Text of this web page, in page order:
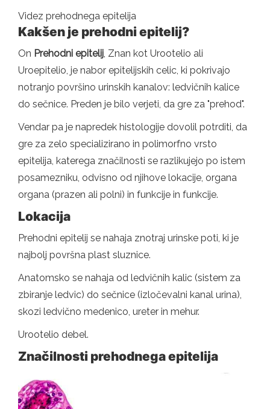
Videz prehodnega epitelija
Kakšen je prehodni epitelij?
On Prehodni epitelij, Znan kot Urootelio ali
Uroepitelio, je nabor epitelijskih celic, ki pokrivajo
notranjo površino urinskih kanalov: ledvičnih kalice
do sečnice. Preden je bilo verjeti, da gre za "prehod".
Vendar pa je napredek histologije dovolil potrditi, da
gre za zelo specializirano in polimorfno vrsto
epitelija, katerega značilnosti se razlikujejo po istem
posamezniku, odvisno od njihove lokacije, organa
organa (prazen ali polni) in funkcije in funkcije.
Lokacija
Prehodni epitelij se nahaja znotraj urinske poti, ki je
najbolj površna plast sluznice.
Anatomsko se nahaja od ledvičnih kalic (sistem za
zbiranje ledvic) do sečnice (izločevalni kanal urina),
skozi ledvično medenico, ureter in mehur.
Urootelio debel.
Značilnosti prehodnega epitelija